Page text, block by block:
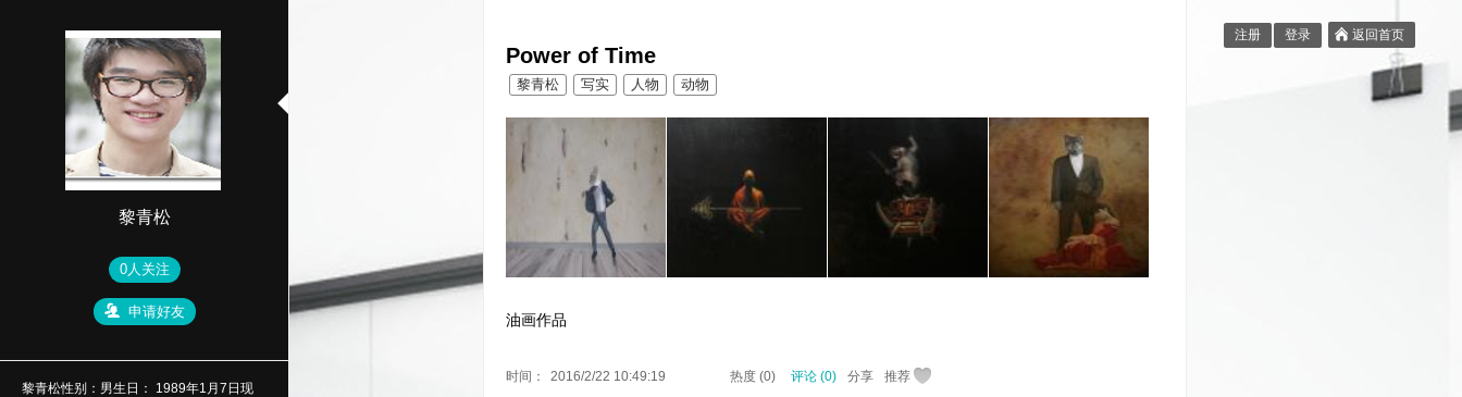
黎青松
0人关注
申请好友
黎青松性别：男生日： 1989年1月7日现
Power of Time
黎青松 写实 人物 动物
油画作品
时间： 2016/2/22 10:49:19 热度 (0) 评论 (0) 分享 推荐
注册 登录 返回首页